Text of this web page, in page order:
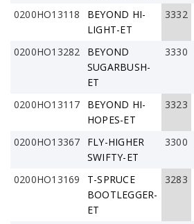
0200HO13118
BEYOND HI-
LIGHT-ET
3332
0200HO13282
BEYOND
SUGARBUSH-
ET
3330
0200HO13117
BEYOND HI-
HOPES-ET
3323
0200HO13367
FLY-HIGHER
SWIFTY-ET
3300
0200HO13169
T-SPRUCE
BOOTLEGGER-
ET
3283